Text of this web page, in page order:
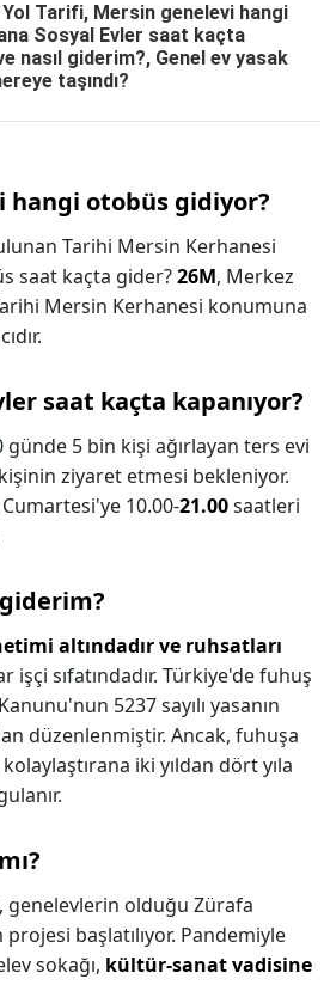
Tarifi, Mersin genelevi hangi
Sosyal Evler saat kaçta
nasıl giderim?, Genel ev yasak
taşındı?
hangi otobüs gidiyor?
Tarihi Mersin Kerhanesi
saat kaçta gider?26M, Merkez
Mersin Kerhanesi konumuna
saat kaçta kapanıyor?
günde 5 bin kişi ağırlayan ters evi
ziyaret etmesi bekleniyor.
10.00-21.00saatleri
giderim?
altındadır ve ruhsatları
işçi sıfatındadır. Türkiye'de fuhuş
5237 sayılı yasanın
düzenlenmiştir. Ancak, fuhuşa
iki yıldan dört yıla
genelevlerin olduğu Zürafa
başlatılıyor. Pandemiyle
sokağı, kültür-sanat vadisine